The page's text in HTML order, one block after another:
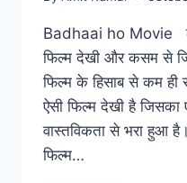
Badhaai ho Movie
फिल्म देखी और कसम से
फिल्म के हिसाब से कम ही
ऐसी फिल्म देखी है
वास्तविकता से भरा हुआ
फिल्म…